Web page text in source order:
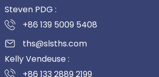
Steven PDG :
+86 139 5009 5408
ths@slsths.com
Kelly Vendeuse :
+86 133 2889 2199